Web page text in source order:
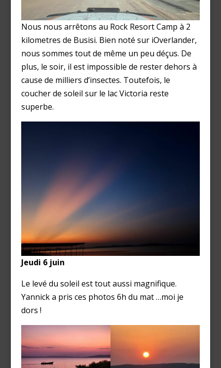
Nous nous arrêtons au Rock Resort Camp à 2
kilometres de Busisi. Bien noté sur iOverlander,
nous sommes tout de même un peu déçus. De
plus, le soir, il est impossible de rester dehors à
cause de milliers d’insectes. Toutefois, le
coucher de soleil sur le lac Victoria reste
superbe.
Jeudi 6 juin
Le levé du soleil est tout aussi magnifique.
Yannick a pris ces photos 6h du mat …moi je
dors !